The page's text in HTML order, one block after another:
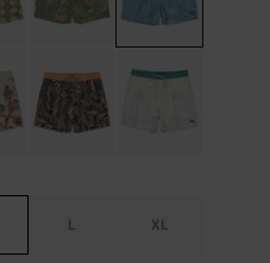
L XL